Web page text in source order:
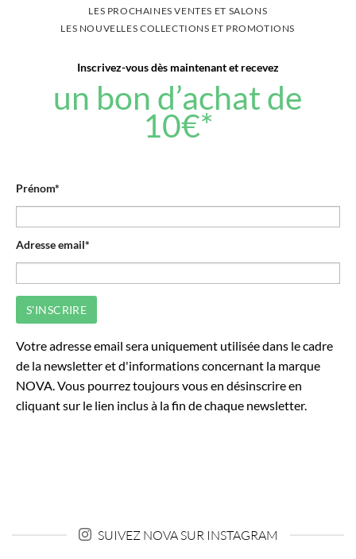
LES PROCHAINES VENTES ET SALONS
LES NOUVELLES COLLECTIONS ET PROMOTIONS
Inscrivez-vous dès maintenant et recevez
un bon d’achat de
10€*
APRÈS L’INSCRIPTION ! RAJOUTEZ MON ADRESSE
Prénom*
Adresse email*
Votre adresse email sera uniquement utilisée dans le cadre
de la newsletter et d'informations concernant la marque
NOVA. Vous pourrez toujours vous en désinscrire en
cliquant sur le lien inclus à la fin de chaque newsletter.
SUIVEZ NOVA SUR INSTAGRAM